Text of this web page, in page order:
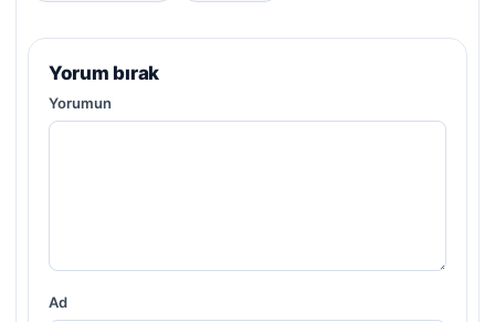
Yorum bırak
Yorumun
Ad